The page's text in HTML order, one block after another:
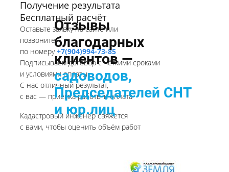
Получение результата
Бесплатный расчёт
Оставьте заявку на сайте или
позвоните
по номеру+7(904)994-73-85
Подписываем договор с чёткими сроками
и условиями оплаты
С нас отличный результат,
с вас — приёмка работы и оплата
Кадастровый инженер свяжется
с вами, чтобы оценить объём работ
Отзывы
благодарных
клиентов —
садоводов,
Председателей СНТ
и юр.лиц